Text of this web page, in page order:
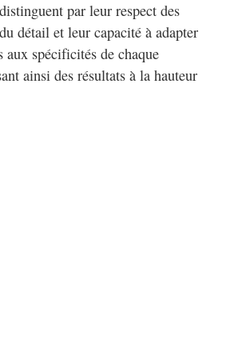
par leur respect des
détail et leur capacité à adapter
aux spécificités de chaque
ainsi des résultats à la hauteur